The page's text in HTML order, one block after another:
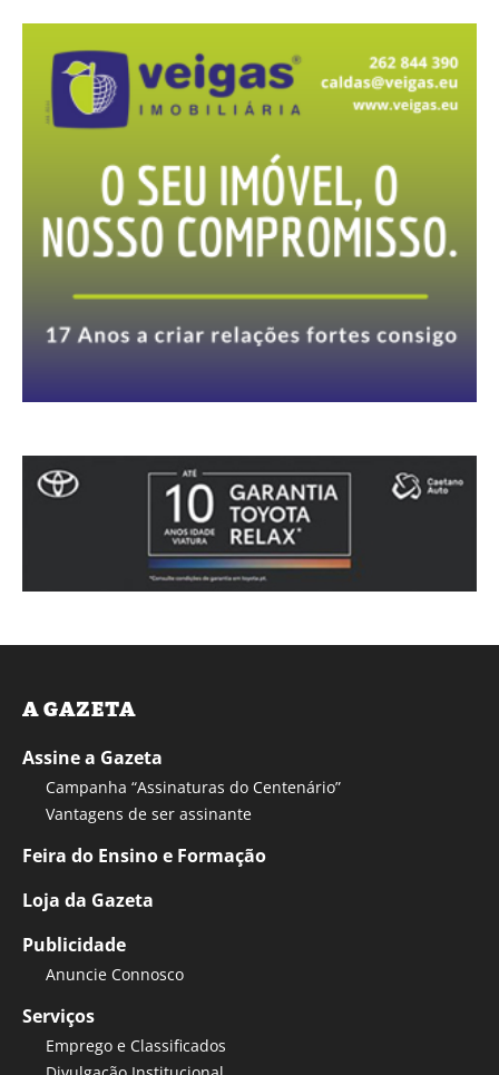
A GAZETA
Assine a Gazeta
Campanha “Assinaturas do Centenário”
Vantagens de ser assinante
Feira do Ensino e Formação
Loja da Gazeta
Publicidade
Anuncie Connosco
Serviços
Emprego e Classificados